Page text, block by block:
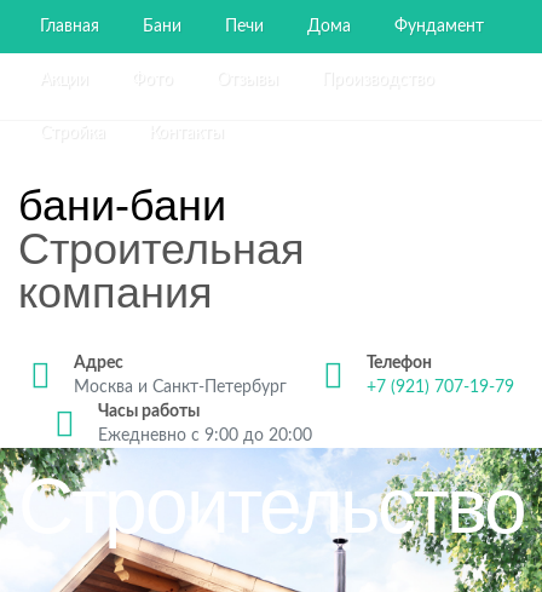
Главная Бани Печи Дома Фундамент
бани-бани
Строительная
компания
Адрес
Москва и Санкт-Петербург
Телефон
+7 (921) 707-19-79
Часы работы
Ежедневно с 9:00 до 20:00
Строительство